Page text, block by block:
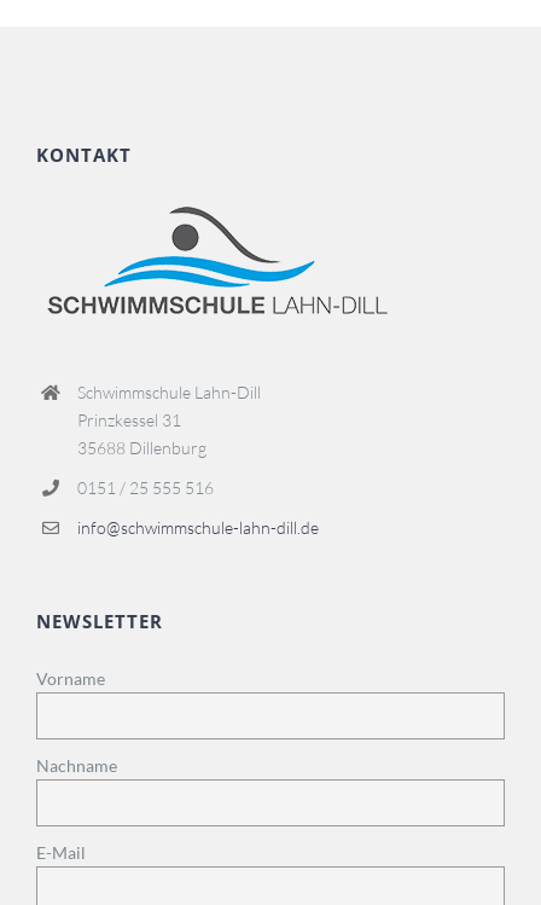
KONTAKT
Schwimmschule Lahn-Dill
Prinzkessel 31
35688 Dillenburg
0151 / 25 555 516
info@schwimmschule-lahn-dill.de
NEWSLETTER
Vorname
Nachname
E-Mail